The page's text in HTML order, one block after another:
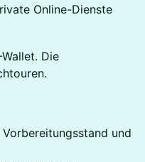
Online-Dienste
Die
und